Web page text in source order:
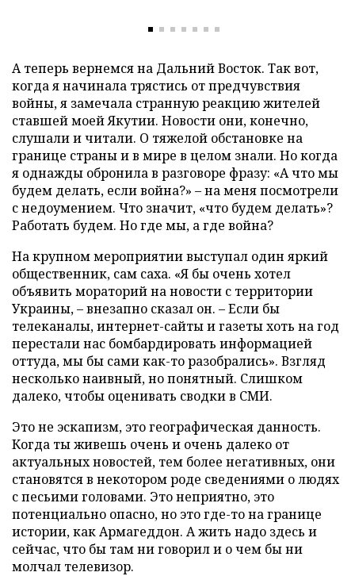
А теперь вернемся на Дальний Восток. Так вот,
когда я начинала трястись от предчувствия
войны, я замечала странную реакцию жителей
ставшей моей Якутии. Новости они, конечно,
слушали и читали. О тяжелой обстановке на
границе страны и в мире в целом знали. Но когда
я однажды обронила в разговоре фразу: «А что мы
будем делать, если война?» – на меня посмотрели
с недоумением. Что значит, «что будем делать»?
Работать будем. Но где мы, а где война?
На крупном мероприятии выступал один яркий
общественник, сам саха. «Я бы очень хотел
объявить мораторий на новости с территории
Украины, – внезапно сказал он. – Если бы
телеканалы, интернет-сайты и газеты хоть на год
перестали нас бомбардировать информацией
оттуда, мы бы сами как-то разобрались». Взгляд
несколько наивный, но понятный. Слишком
далеко, чтобы оценивать сводки в СМИ.
Это не эскапизм, это географическая данность.
Когда ты живешь очень и очень далеко от
актуальных новостей, тем более негативных, они
становятся в некотором роде сведениями о людях
с песьими головами. Это неприятно, это
потенциально опасно, но это где-то на границе
истории, как Армагеддон. А жить надо здесь и
сейчас, что бы там ни говорил и о чем бы ни
молчал телевизор.